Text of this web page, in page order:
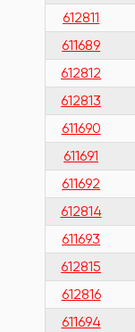
612811
611689
612812
612813
611690
611691
611692
612814
611693
612815
612816
611694